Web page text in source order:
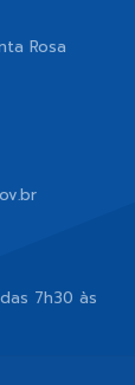
Rosa
7h30 às